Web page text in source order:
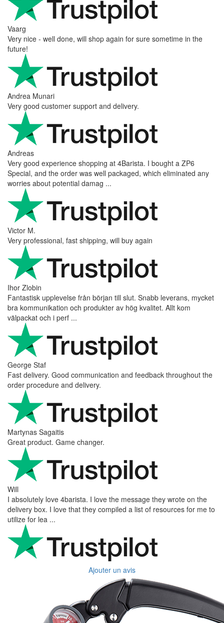
Vaarg
Very nice - well done, will shop again for sure sometime in the
future!
Andrea Munari
Very good customer support and delivery.
Andreas
Very good experience shopping at 4Barista. I bought a ZP6
Special, and the order was well packaged, which eliminated any
worries about potential damag ...
Victor M.
Very professional, fast shipping, will buy again
Ihor Zlobin
Fantastisk upplevelse från början till slut. Snabb leverans, mycket
bra kommunikation och produkter av hög kvalitet. Allt kom
välpackat och i perf ...
George Staf
Fast delivery. Good communication and feedback throughout the
order procedure and delivery.
Martynas Sagaitis
Great product. Game changer.
Will
I absolutely love 4barista. I love the message they wrote on the
delivery box. I love that they compiled a list of resources for me to
utilize for lea ...
Ajouter un avis